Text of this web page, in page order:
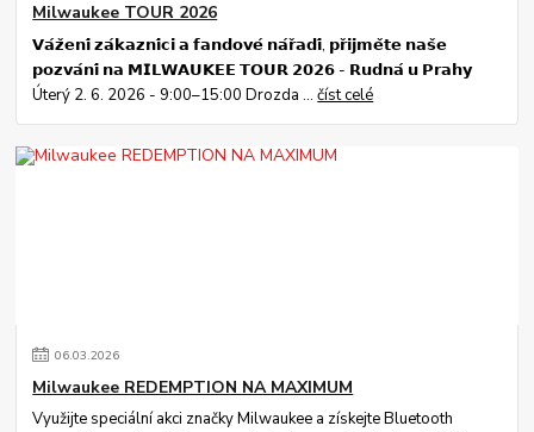
Milwaukee TOUR 2026
𝗩𝗮́𝘇̌𝗲𝗻𝗶́ 𝘇𝗮́𝗸𝗮𝘇𝗻𝗶́𝗰𝗶 𝗮 𝗳𝗮𝗻𝗱𝗼𝘃𝗲́ 𝗻𝗮́𝗿̌𝗮𝗱𝗶́, 𝗽𝗿̌𝗶𝗷𝗺𝗲̌𝘁𝗲 𝗻𝗮𝘀̌𝗲
𝗽𝗼𝘇𝘃𝗮́𝗻𝗶́ 𝗻𝗮 𝗠𝗜𝗟𝗪𝗔𝗨𝗞𝗘𝗘 𝗧𝗢𝗨𝗥 𝟮𝟬𝟮𝟲 - 𝗥𝘂𝗱𝗻𝗮́ 𝘂 𝗣𝗿𝗮𝗵𝘆
Úterý 2. 6. 2026 - 9:00–15:00 Drozda ...číst celé
06.03.2026
Milwaukee REDEMPTION NA MAXIMUM
Využijte speciální akci značky Milwaukee a získejte Bluetooth